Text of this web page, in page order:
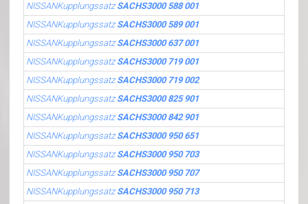
NISSANKupplungssatzSACHS3000 588 001
NISSANKupplungssatzSACHS3000 589 001
NISSANKupplungssatzSACHS3000 637 001
NISSANKupplungssatzSACHS3000 719 001
NISSANKupplungssatzSACHS3000 719 002
NISSANKupplungssatzSACHS3000 825 901
NISSANKupplungssatzSACHS3000 842 901
NISSANKupplungssatzSACHS3000 950 651
NISSANKupplungssatzSACHS3000 950 703
NISSANKupplungssatzSACHS3000 950 707
NISSANKupplungssatzSACHS3000 950 713